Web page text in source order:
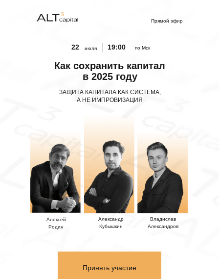
22 июля 19:00 по Мск
Как сохранить капитал
в 2025 году
ЗАЩИТА КАПИТАЛА КАК СИСТЕМА,
А НЕ ИМПРОВИЗАЦИЯ
Прямой эфир
Алексей
Родин
Владислав
Александров
Александр
Кубышкин
Принять участие